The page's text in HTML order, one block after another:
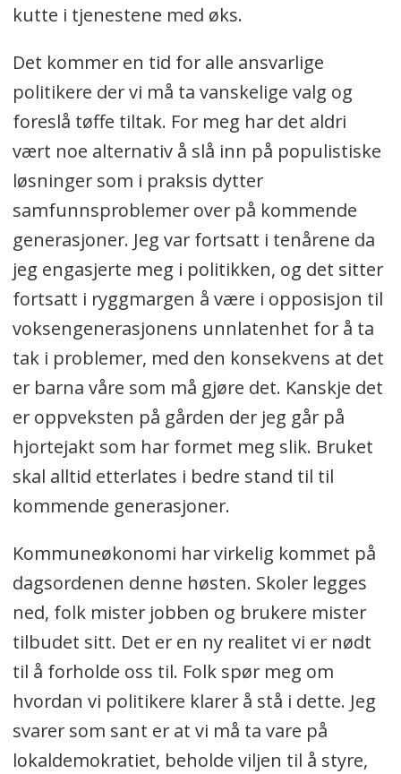
kutte i tjenestene med øks.
Det kommer en tid for alle ansvarlige
politikere der vi må ta vanskelige valg og
foreslå tøffe tiltak. For meg har det aldri
vært noe alternativ å slå inn på populistiske
løsninger som i praksis dytter
samfunnsproblemer over på kommende
generasjoner. Jeg var fortsatt i tenårene da
jeg engasjerte meg i politikken, og det sitter
fortsatt i ryggmargen å være i opposisjon til
voksengenerasjonens unnlatenhet for å ta
tak i problemer, med den konsekvens at det
er barna våre som må gjøre det. Kanskje det
er oppveksten på gården der jeg går på
hjortejakt som har formet meg slik. Bruket
skal alltid etterlates i bedre stand til til
kommende generasjoner.
Kommuneøkonomi har virkelig kommet på
dagsordenen denne høsten. Skoler legges
ned, folk mister jobben og brukere mister
tilbudet sitt. Det er en ny realitet vi er nødt
til å forholde oss til. Folk spør meg om
hvordan vi politikere klarer å stå i dette. Jeg
svarer som sant er at vi må ta vare på
lokaldemokratiet, beholde viljen til å styre,